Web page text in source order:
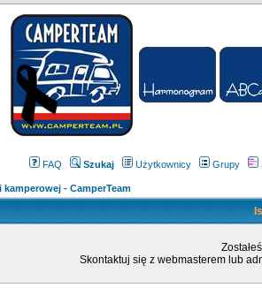
FAQ Szukaj Użytkownicy Grupy
- CamperTeam
Skontaktuj się z webmasterem lub